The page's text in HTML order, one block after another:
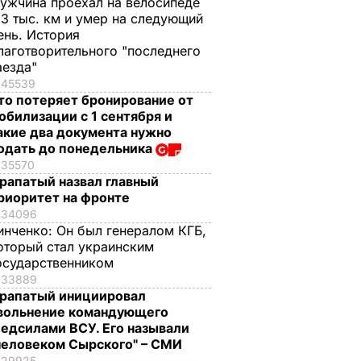
тыс. км и умер на следующий
История
"последнего
45539
потеряет бронирование от
с 1 сентября и
два документа нужно
до понедельника
35570
назвал главный
на фронте
34096
Он был генералом КГБ,
стал украинским
33889
инициировал
командующего
ВСУ. Его называли
Сырского" – СМИ